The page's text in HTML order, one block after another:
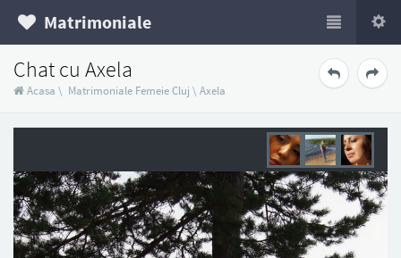
Matrimoniale
Chat cu Axela
Acasa \ Matrimoniale Femeie Cluj \ Axela